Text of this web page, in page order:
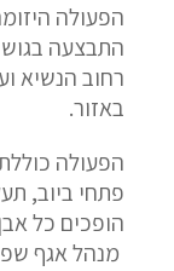
הפעולה
התבצעה
רחוב הנשיא
באזור.
הפעולה
פתחי ביוב,
הופכים כל
מנהל אגף